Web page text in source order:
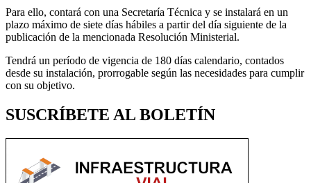
Para ello, contará con una Secretaría Técnica y se instalará en un
plazo máximo de siete días hábiles a partir del día siguiente de la
publicación de la mencionada Resolución Ministerial.
Tendrá un período de vigencia de 180 días calendario, contados
desde su instalación, prorrogable según las necesidades para cumplir
con su objetivo.
SUSCRÍBETE AL BOLETÍN